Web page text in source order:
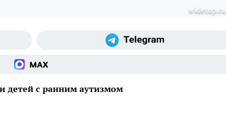
widetop.ru
детей с ранним аутизмом